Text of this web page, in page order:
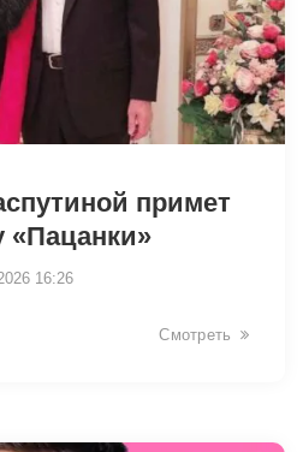
примет
«Пацанки»
16:26
Смотреть